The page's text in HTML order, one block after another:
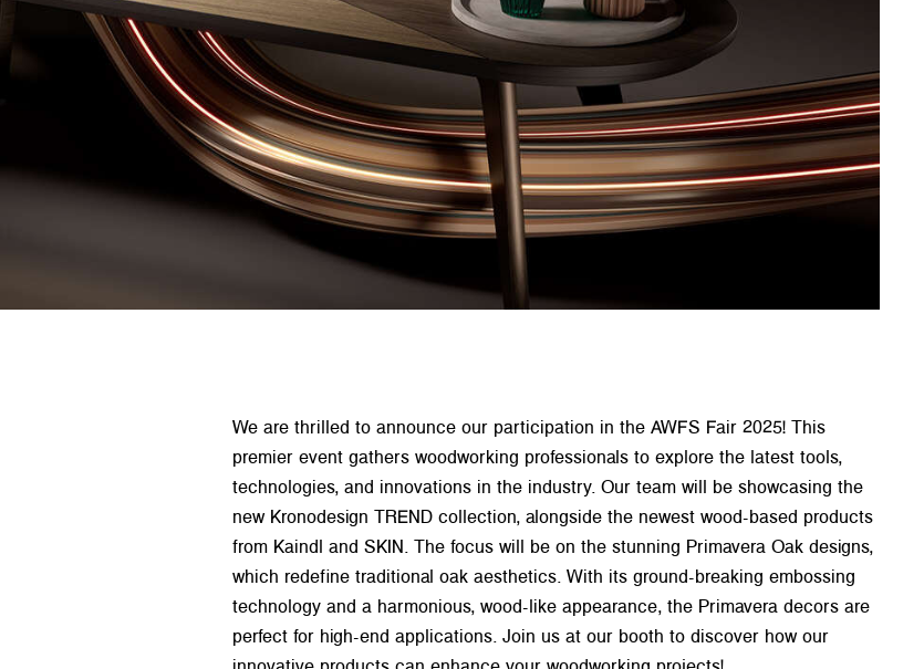
We are thrilled to announce our participation in the AWFS Fair 2025! This
premier event gathers woodworking professionals to explore the latest tools,
technologies, and innovations in the industry. Our team will be showcasing the
new Kronodesign TREND collection, alongside the newest wood-based products
from Kaindl and SKIN. The focus will be on the stunning Primavera Oak designs,
which redefine traditional oak aesthetics. With its ground-breaking embossing
technology and a harmonious, wood-like appearance, the Primavera decors are
perfect for high-end applications. Join us at our booth to discover how our